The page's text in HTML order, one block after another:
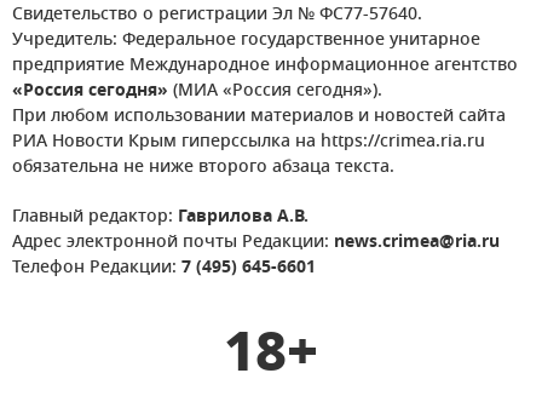
Свидетельство о регистрации Эл № ФС77-57640.
Учредитель: Федеральное государственное унитарное
предприятие Международное информационное агентство
«Россия сегодня» (МИА «Россия сегодня»).
При любом использовании материалов и новостей сайта
РИА Новости Крым гиперссылка на https://crimea.ria.ru
обязательна не ниже второго абзаца текста.
Главный редактор: Гаврилова А.В.
Адрес электронной почты Редакции: news.crimea@ria.ru
Телефон Редакции: 7 (495) 645-6601
18+